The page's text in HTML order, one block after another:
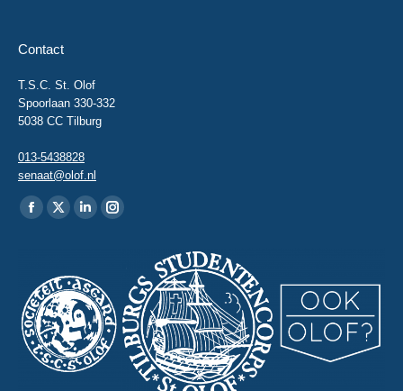
Contact
T.S.C. St. Olof
Spoorlaan 330-332
5038 CC Tilburg
013-5438828
senaat@olof.nl
Vind ons op:
Facebook
in
new
window
X
in
new
window
Linkedin
in
new
window
Instagram
new
window